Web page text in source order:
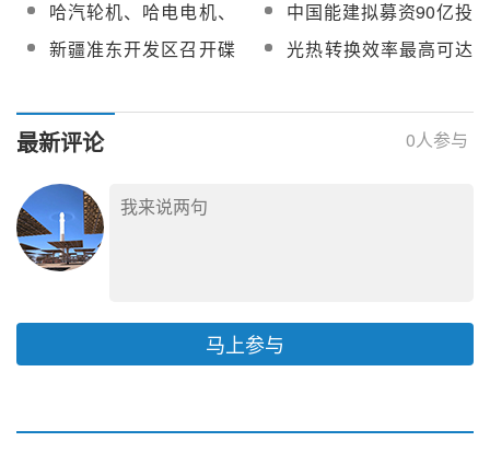
行
调试技术服务采购
动首个落地项目
式集热器两项目获批国
家重点研发计划政府间
哈汽轮机、哈电电机、
西子洁能预中标中能建
当雄县100MW光热项目
中国能建拟募资90亿投
建四个新能源项目，光
热发电为核心投资方向
新疆准东开发区召开碟
光热转换效率最高可达
最新评论 0人参与
马上参与